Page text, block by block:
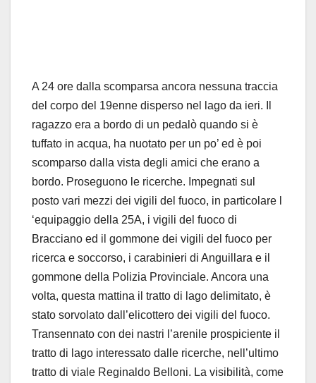
A 24 ore dalla scomparsa ancora nessuna traccia
del corpo del 19enne disperso nel lago da ieri. Il
ragazzo era a bordo di un pedalò quando si è
tuffato in acqua, ha nuotato per un po’ ed è poi
scomparso dalla vista degli amici che erano a
bordo. Proseguono le ricerche. Impegnati sul
posto vari mezzi dei vigili del fuoco, in particolare l
‘equipaggio della 25A, i vigili del fuoco di
Bracciano ed il gommone dei vigili del fuoco per
ricerca e soccorso, i carabinieri di Anguillara e il
gommone della Polizia Provinciale. Ancora una
volta, questa mattina il tratto di lago delimitato, è
stato sorvolato dall’elicottero dei vigili del fuoco.
Transennato con dei nastri l’arenile prospiciente il
tratto di lago interessato dalle ricerche, nell’ultimo
tratto di viale Reginaldo Belloni. La visibilità, come